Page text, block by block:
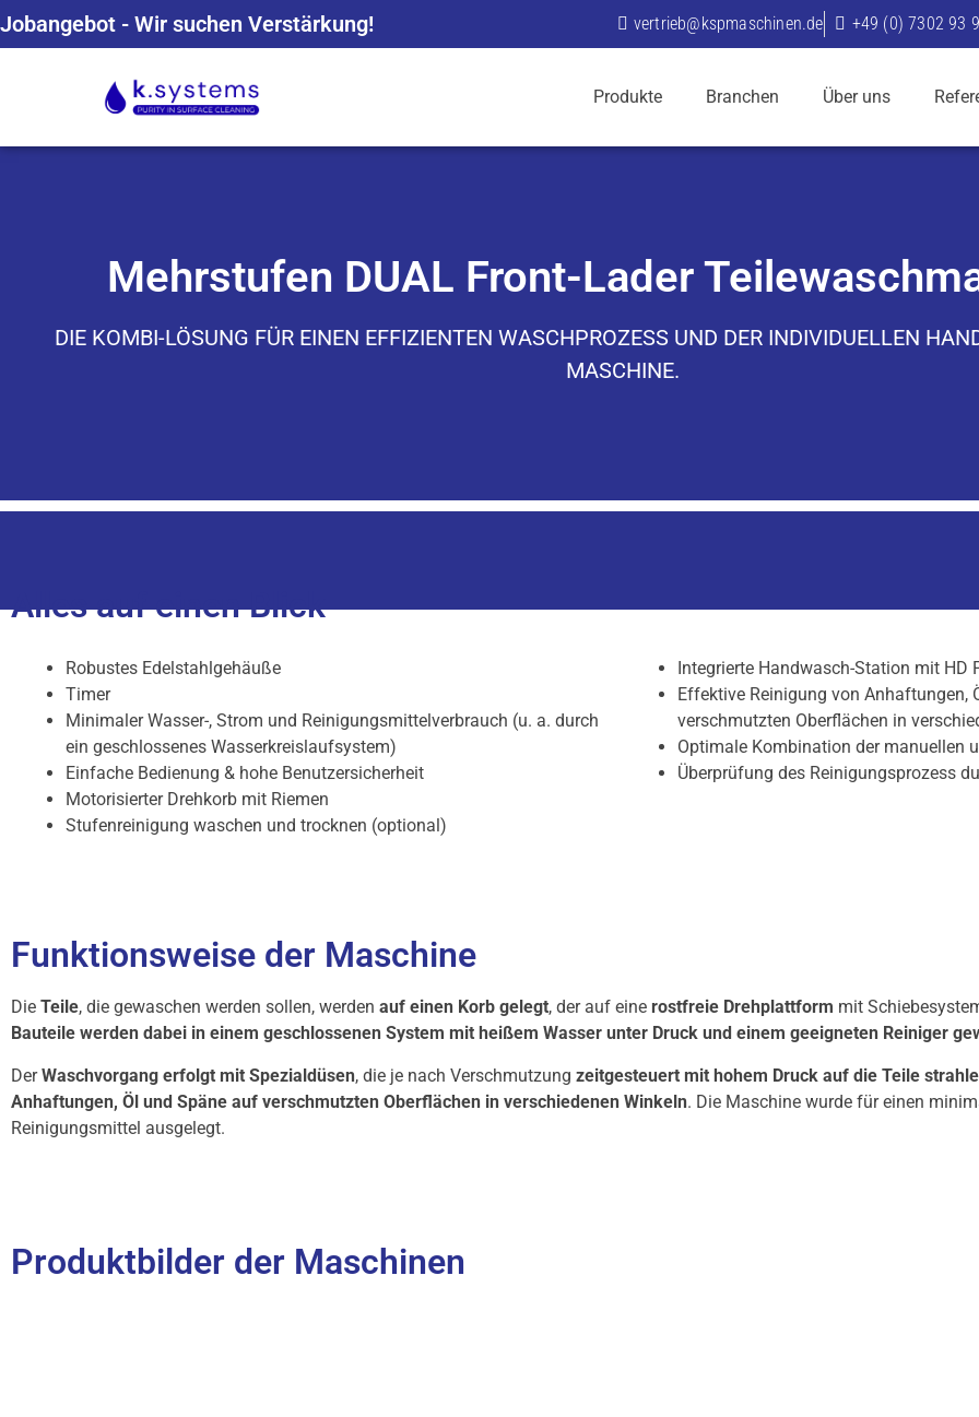
Jobangebot - Wir suchen Verstärkung! vertrieb@kspmaschinen.de +49 (0) 7302 93
Produkte Branchen Über uns
Mehrstufen DUAL Front-Lader
DIE KOMBI-LÖSUNG FÜR EINEN EFFIZIENTEN WASCHPROZESS UND DER INDIVIDUELLEN
MASCHINE.
Alles auf einen Blick
Robustes Edelstahlgehäuße
Timer
Minimaler Wasser-, Strom und Reinigungsmittelverbrauch (u. a. durch
ein geschlossenes Wasserkreislaufsystem)
Einfache Bedienung & hohe Benutzersicherheit
Motorisierter Drehkorb mit Riemen
Stufenreinigung waschen und trocknen (optional)
Integrierte Handwasch-Station mit HD
Effektive Reinigung von Anhaftungen,
verschmutzten Oberflächen in
Optimale Kombination der manuellen
Überprüfung des Reinigungsprozess
Funktionsweise der Maschine
Die Teile, die gewaschen werden sollen, werden auf einen Korb gelegt, der auf eine rostfreie Drehplattform mit
Bauteile werden dabei in einem geschlossenen System mit heißem Wasser unter Druck und einem geeigneten Reiniger
DerWaschvorgang erfolgt mit Spezialdüsen, die je nach Verschmutzung zeitgesteuert mit hohem Druck auf die Teile
Anhaftungen, Öl und Späne auf verschmutzten Oberflächen in verschiedenen Winkeln. Die Maschine wurde für einen
Reinigungsmittel ausgelegt.
Produktbilder der Maschinen